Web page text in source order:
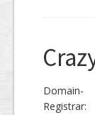
Domain-
Registrar: